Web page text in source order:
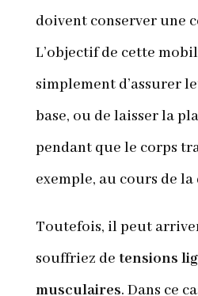
doivent conserver une
L’objectif de cette
simplement d’assurer
base, ou de laisser la
pendant que le corps
exemple, au cours de
Toutefois, il peut
souffriez de tensions
musculaires. Dans ce